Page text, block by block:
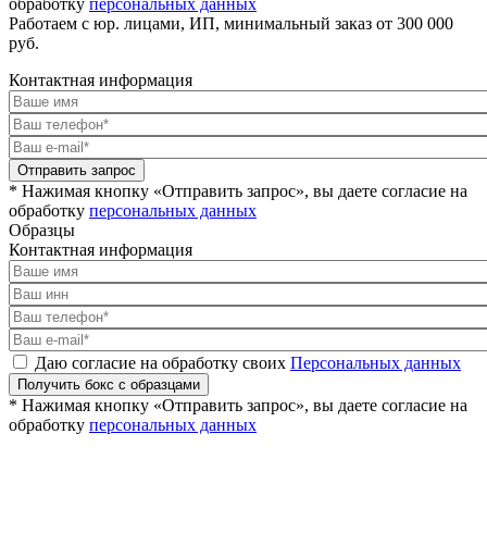
Работаем с юр. лицами, ИП, минимальный заказ от 300 000
руб.
Контактная информация
Отправить запрос
* Нажимая кнопку «Отправить запрос», вы даете согласие на
обработку персональных данных
Образцы
Контактная информация
Даю согласие на обработку своих Персональных данных
Получить бокс с образцами
* Нажимая кнопку «Отправить запрос», вы даете согласие на
обработку персональных данных